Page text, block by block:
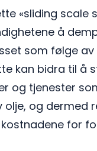
«sliding scale
å
som følge
kan bidra til å
og tjenester
olje, og dermed
for